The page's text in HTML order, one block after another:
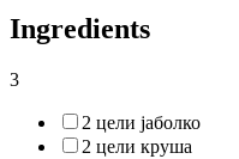
Ingredients
3
2 цели јаболко
2 цели круша